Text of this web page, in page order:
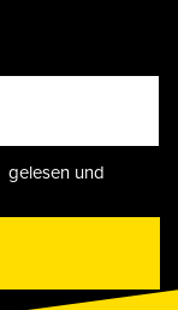
gelesen und